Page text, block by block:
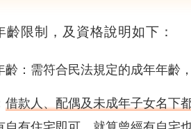
齡限制 ，及資格說明如下：
齡：需符合民法規定的成年年齡
借款人、配偶及未成年子女名下